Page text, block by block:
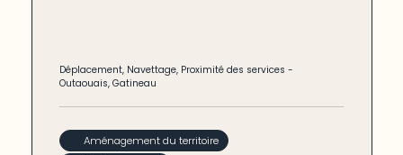
Déplacement, Navettage, Proximité des services -
Outaouais,Gatineau
Aménagement du territoire